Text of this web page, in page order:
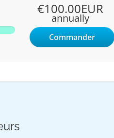
€100.00EUR
annually
Commander